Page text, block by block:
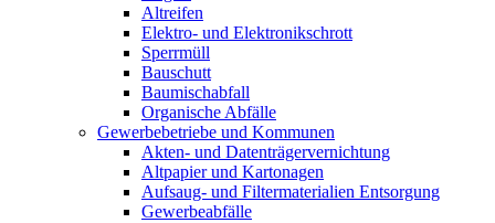
Altreifen
Elektro- und Elektronikschrott
Sperrmüll
Bauschutt
Baumischabfall
Organische Abfälle
Gewerbebetriebe und Kommunen
Akten- und Datenträgervernichtung
Altpapier und Kartonagen
Aufsaug- und Filtermaterialien Entsorgung
Gewerbeabfälle